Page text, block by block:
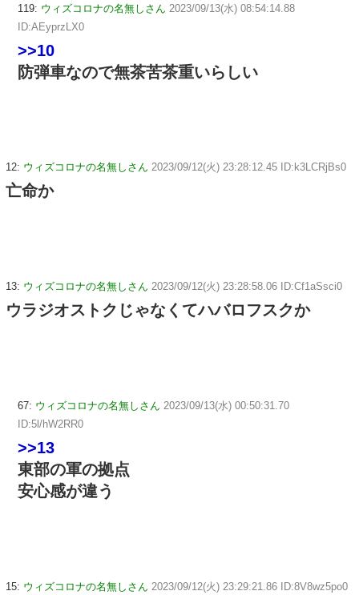
119: ウィズコロナの名無しさん 2023/09/13(水) 08:54:14.88
ID:AEyprzLX0
>>10
防弾車なので無茶苦茶重いらしい
12: ウィズコロナの名無しさん 2023/09/12(火) 23:28:12.45 ID:k3LCRjBs0
亡命か
13: ウィズコロナの名無しさん 2023/09/12(火) 23:28:58.06 ID:Cf1aSsci0
ウラジオストクじゃなくてハバロフスクか
67: ウィズコロナの名無しさん 2023/09/13(水) 00:50:31.70
ID:5l/hW2RR0
>>13
東部の軍の拠点
安心感が違う
15: ウィズコロナの名無しさん 2023/09/12(火) 23:29:21.86 ID:8V8wz5po0